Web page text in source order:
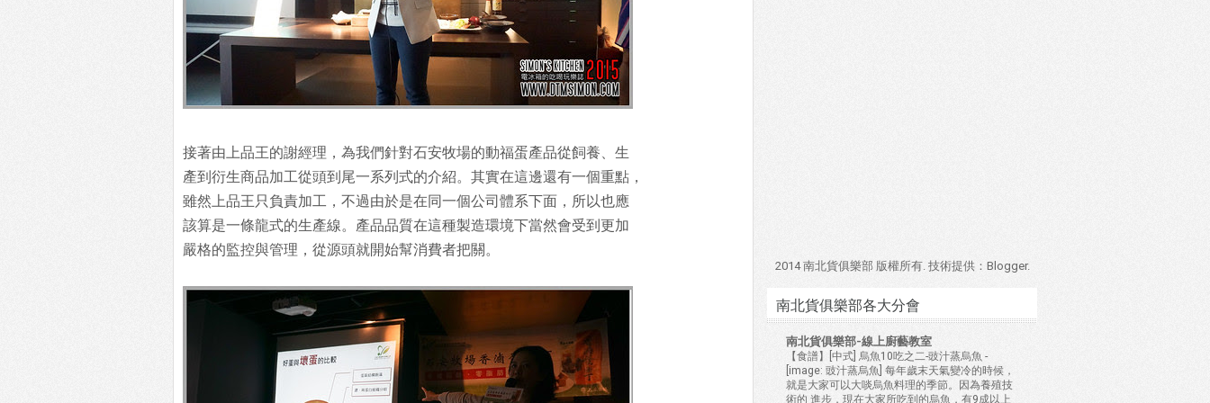
接著由上品王的謝經理，為我們針對石安牧場的動福蛋產品從飼養、生
產到衍生商品加工從頭到尾一系列式的介紹。其實在這邊還有一個重點，
雖然上品王只負責加工，不過由於是在同一個公司體系下面，所以也應
該算是一條龍式的生產線。產品品質在這種製造環境下當然會受到更加
嚴格的監控與管理，從源頭就開始幫消費者把關。
2014 南北貨俱樂部 版權所有. 技術提供： Blogger.
南北貨俱樂部各大分會
南北貨俱樂部-線上廚藝教室
【食譜】[中式] 烏魚10吃之二-豉汁蒸烏魚 -
[image: 豉汁蒸烏魚] 每年歲末天氣變冷的時候，
就是大家可以大啖烏魚料理的季節。因為養殖技
術的 進步，現在大家所吃到的烏魚，有9成以上